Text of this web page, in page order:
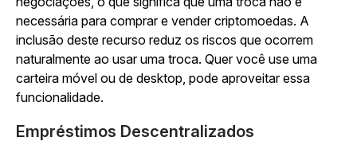
necessária para comprar e vender criptomoedas. A
inclusão deste recurso reduz os riscos que ocorrem
naturalmente ao usar uma troca. Quer você use uma
carteira móvel ou de desktop, pode aproveitar essa
funcionalidade.
Empréstimos Descentralizados